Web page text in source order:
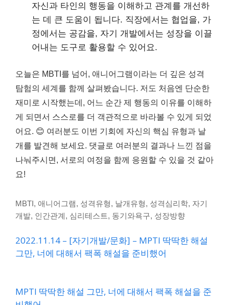
자신과 타인의 행동을 이해하고 관계를 개선하
는 데 큰 도움이 됩니다. 직장에서는 협업을, 가
정에서는 공감을, 자기 개발에서는 성장을 이끌
어내는 도구로 활용할 수 있어요.
오늘은 MBTI를 넘어, 애니어그램이라는 더 깊은 성격
탐험의 세계를 함께 살펴봤습니다. 저도 처음엔 단순한
재미로 시작했는데, 어느 순간 제 행동의 이유를 이해하
게 되면서 스스로를 더 객관적으로 바라볼 수 있게 되었
어요. 😊 여러분도 이번 기회에 자신의 핵심 유형과 날
개를 발견해 보세요. 댓글로 여러분의 결과나 느낀 점을
나눠주시면, 서로의 여정을 함께 응원할 수 있을 것 같아
요!
MBTI, 애니어그램, 성격유형, 날개유형, 성격심리학, 자기
개발, 인간관계, 심리테스트, 동기와욕구, 성장방향
2022.11.14 – [자기개발/문화] – MPTI 딱딱한 해설
그만, 너에 대해서 팩폭 해설을 준비했어
MPTI 딱딱한 해설 그만, 너에 대해서 팩폭 해설을 준